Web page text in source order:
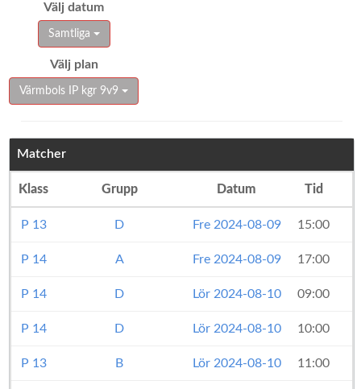
Välj datum
Samtliga
Välj plan
Värmbols IP kgr 9v9
Matcher
Klass Grupp Datum Tid
P 13 D Fre 2024-08-09 15:00
P 14 A Fre 2024-08-09 17:00
P 14 D Lör 2024-08-10 09:00
P 14 D Lör 2024-08-10 10:00
P 13 B Lör 2024-08-10 11:00